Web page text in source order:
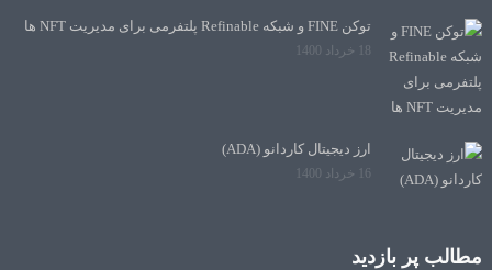
توکن FINE و شبکه Refinable پلتفرمی برای مدیریت NFT ها
ارز دیجیتال کاردانو (ADA)
16 خرداد 1400
مطالب پر بازدید